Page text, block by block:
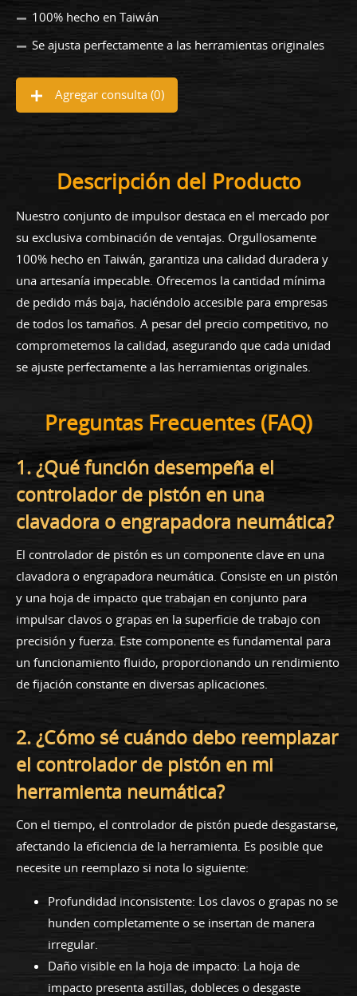
100% hecho en Taiwán
Se ajusta perfectamente a las herramientas originales
Agregar consulta (0)
Descripción del Producto
Nuestro conjunto de impulsor destaca en el mercado por
su exclusiva combinación de ventajas. Orgullosamente
100% hecho en Taiwán, garantiza una calidad duradera y
una artesanía impecable. Ofrecemos la cantidad mínima
de pedido más baja, haciéndolo accesible para empresas
de todos los tamaños. A pesar del precio competitivo, no
comprometemos la calidad, asegurando que cada unidad
se ajuste perfectamente a las herramientas originales.
Preguntas Frecuentes (FAQ)
1. ¿Qué función desempeña el
controlador de pistón en una
clavadora o engrapadora neumática?
El controlador de pistón es un componente clave en una
clavadora o engrapadora neumática. Consiste en un pistón
y una hoja de impacto que trabajan en conjunto para
impulsar clavos o grapas en la superficie de trabajo con
precisión y fuerza. Este componente es fundamental para
un funcionamiento fluido, proporcionando un rendimiento
de fijación constante en diversas aplicaciones.
2. ¿Cómo sé cuándo debo reemplazar
el controlador de pistón en mi
herramienta neumática?
Con el tiempo, el controlador de pistón puede desgastarse,
afectando la eficiencia de la herramienta. Es posible que
necesite un reemplazo si nota lo siguiente:
Profundidad inconsistente: Los clavos o grapas no se
hunden completamente o se insertan de manera
irregular.
Daño visible en la hoja de impacto: La hoja de
impacto presenta astillas, dobleces o desgaste